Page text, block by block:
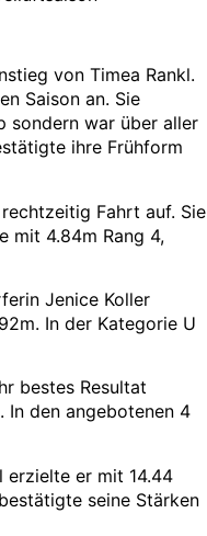
von Timea Rankl.
Saison an. Sie
sondern war über aller
ihre Frühform
Fahrt auf. Sie
mit 4.84m Rang 4,
Jenice Koller
In der Kategorie U
bestes Resultat
In den angebotenen 4
erzielte er mit 14.44
seine Stärken